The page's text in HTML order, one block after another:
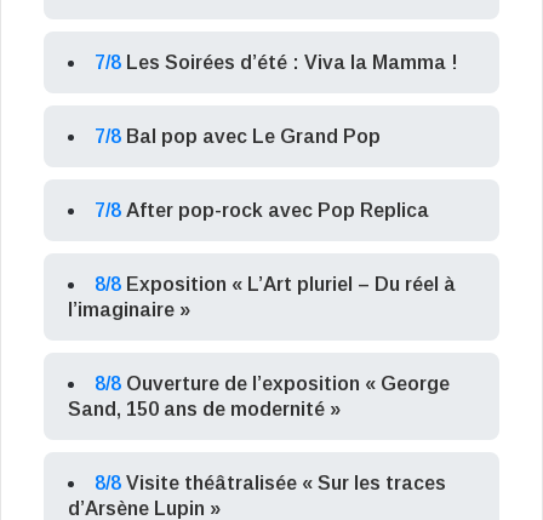
7/8 Les Soirées d’été : Viva la Mamma !
7/8 Bal pop avec Le Grand Pop
7/8 After pop-rock avec Pop Replica
8/8 Exposition « L’Art pluriel – Du réel à
l’imaginaire »
8/8 Ouverture de l’exposition « George
Sand, 150 ans de modernité »
8/8 Visite théâtralisée « Sur les traces
d’Arsène Lupin »